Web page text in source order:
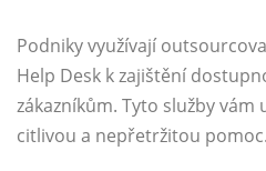
Podniky využívají
Help Desk k zajištění
zákazníkům. Tyto služby
citlivou a nepřetržitou pomoc.